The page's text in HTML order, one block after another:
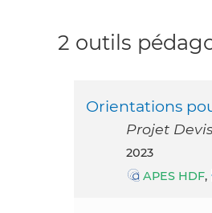
2 outils
Orientations
Projet
2023
APES HDF,